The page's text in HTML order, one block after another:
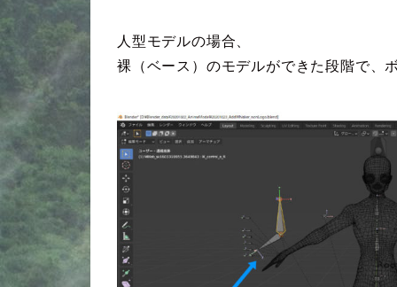
人型モデルの場合、
裸（ベース）のモデルができた段階で、